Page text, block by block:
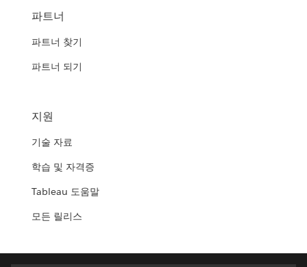
파트너
파트너 찾기
파트너 되기
지원
기술 자료
학습 및 자격증
Tableau 도움말
모든 릴리스